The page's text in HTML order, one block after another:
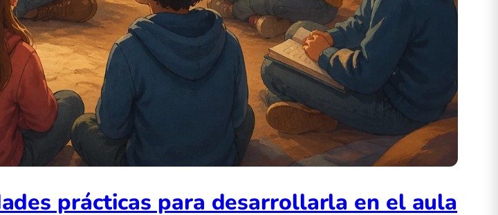
prácticas para desarrollarla en el aula